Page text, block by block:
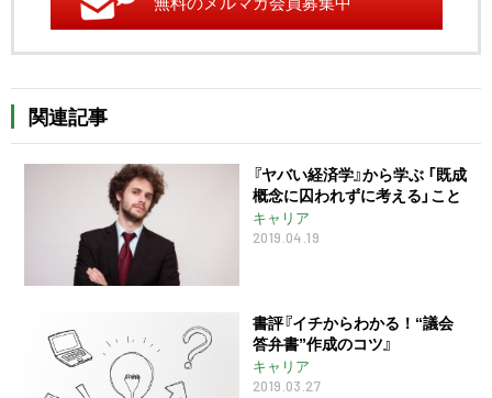
関連記事
『ヤバい経済学』から学ぶ 「既成
概念に囚われずに考える」こと
キャリア
2019.04.19
書評『イチからわかる！“議会
答弁書”作成のコツ』
キャリア
2019.03.27